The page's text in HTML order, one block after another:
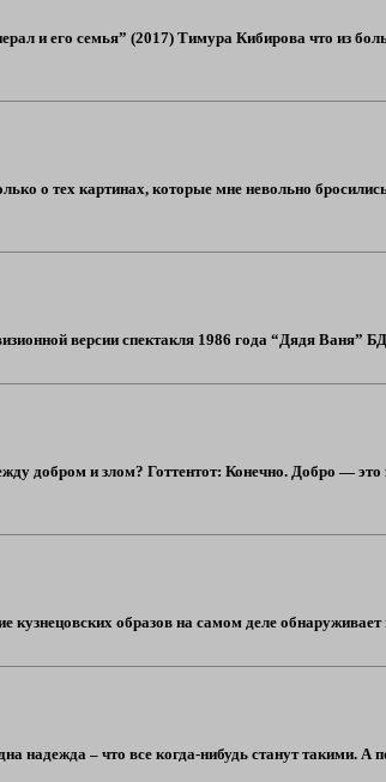
и его семья” (2017) Тимура Кибирова что из
о тех картинах, которые мне невольно
версии спектакля 1986 года “Дядя Ваня”
добром и злом? Готтентот: Конечно. Добро — это
образов на самом деле обнаруживает
надежда – что все когда-нибудь станут такими. А